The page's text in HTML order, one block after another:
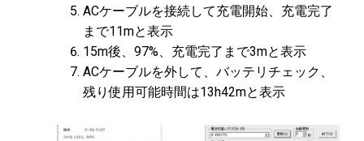
ACケーブルを接続して充電開始、充電完了
まで11mと表示
15m後、97%、充電完了まで3mと表示
ACケーブルを外して、バッテリチェック、
残り使用可能時間は13h42mと表示